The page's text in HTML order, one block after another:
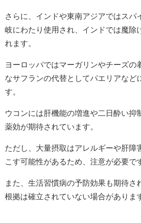
さらに、インドや東南アジアではスパ
岐にわたり使用され、インドでは魔除
れます。
ヨーロッパではマーガリンやチーズの
なサフランの代替としてパエリアなど
す。
ウコンには肝機能の増進や二日酔い抑
薬効が期待されています。
ただし、大量摂取はアレルギーや肝障
こす可能性があるため、注意が必要で
また、生活習慣病の予防効果も期待さ
根拠は確立されていない場合がありま